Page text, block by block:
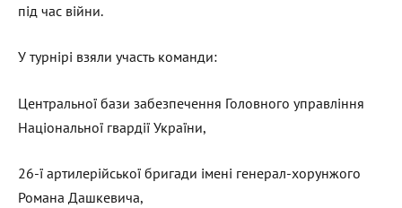
під час війни.
У турнірі взяли участь команди:
Центральної бази забезпечення Головного управління
Національної гвардії України,
26-ї артилерійської бригади імені генерал-хорунжого
Романа Дашкевича,